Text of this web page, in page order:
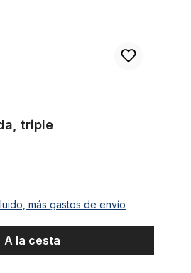
triple
más gastos de envío
A la cesta